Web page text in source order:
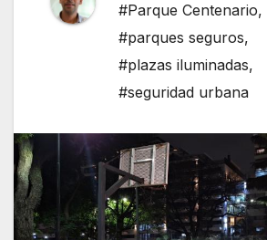
#Parque Centenario,
#parques seguros,
#plazas iluminadas,
#seguridad urbana